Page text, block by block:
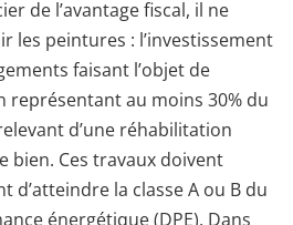
de l’avantage fiscal, il ne
les peintures : l’investissement
faisant l’objet de
représentant au moins 30% du
d’une réhabilitation
bien. Ces travaux doivent
d’atteindre la classe A ou B du
énergétique (DPE). Dans